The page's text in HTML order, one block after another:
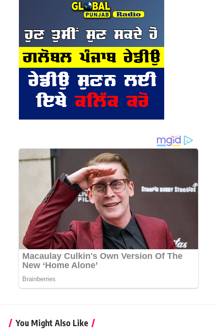
You Might Also Like